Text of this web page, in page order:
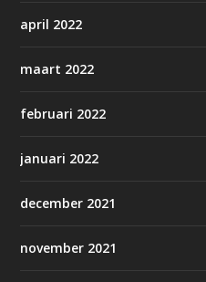
april 2022
maart 2022
februari 2022
januari 2022
december 2021
november 2021